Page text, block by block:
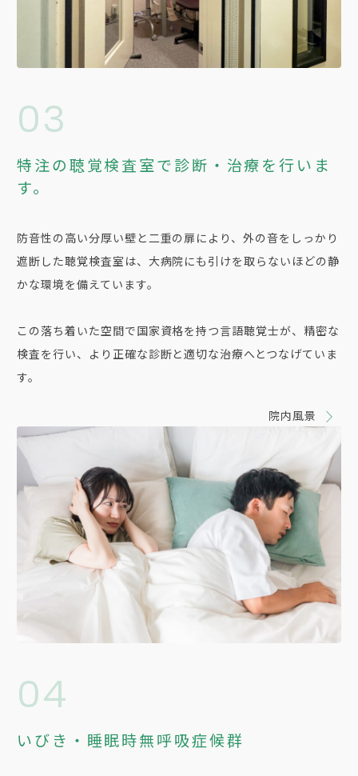
03
特注の聴覚検査室で診断・治療を行いま
す。
防音性の高い分厚い壁と二重の扉により、外の音をしっかり
遮断した聴覚検査室は、大病院にも引けを取らないほどの静
かな環境を備えています。
この落ち着いた空間で国家資格を持つ言語聴覚士が、精密な
検査を行い、より正確な診断と適切な治療へとつなげていま
す。
院内風景
04
いびき・睡眠時無呼吸症候群